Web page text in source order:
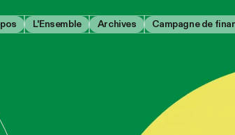
L'Ensemble Archives Campagne de